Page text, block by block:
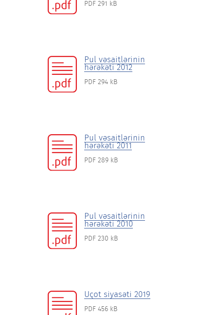
PDF 291 kB
Pul vəsaitlərinin
hərəkəti 2012
PDF 294 kB
Pul vəsaitlərinin
hərəkəti 2011
PDF 289 kB
Pul vəsaitlərinin
hərəkəti 2010
PDF 230 kB
Uçot siyasəti 2019
PDF 456 kB